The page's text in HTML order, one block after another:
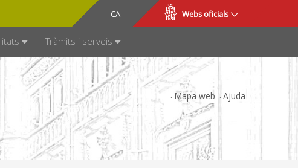
CA
ES Webs oficials
Tràmits i serveis
Mapa web Ajuda